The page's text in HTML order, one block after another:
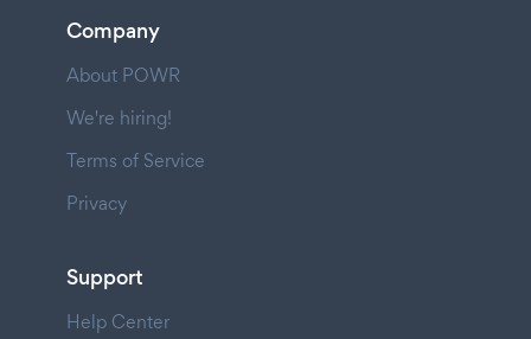
Company
About POWR
We're hiring!
Terms of Service
Privacy
Support
Help Center